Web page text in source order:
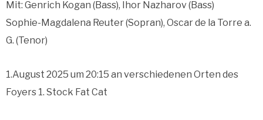
Mit: Genrich Kogan (Bass), Ihor Nazharov (Bass)
Sophie-Magdalena Reuter (Sopran), Oscar de la Torre a.
G. (Tenor)
1.August 2025 um 20:15 an verschiedenen Orten des
Foyers 1. Stock Fat Cat